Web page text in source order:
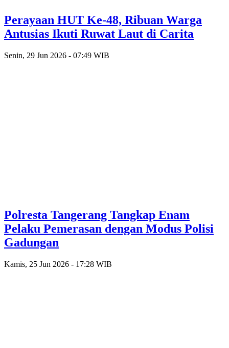
Perayaan HUT Ke-48, Ribuan Warga
Antusias Ikuti Ruwat Laut di Carita
Senin, 29 Jun 2026 - 07:49 WIB
Polresta Tangerang Tangkap Enam
Pelaku Pemerasan dengan Modus Polisi
Gadungan
Kamis, 25 Jun 2026 - 17:28 WIB